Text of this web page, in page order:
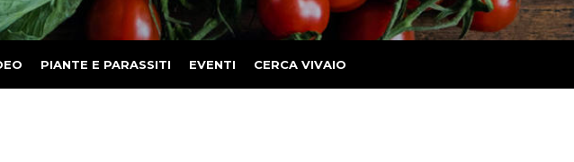
PIANTE E PARASSITI EVENTI CERCA VIVAIO